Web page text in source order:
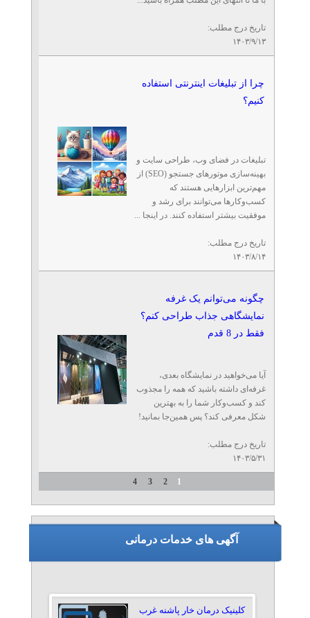
تاریخ درج مطلب:
۱۴۰۳/۹/۱۳
چرا از تبلیغات اینترنتی استفاده
کنیم؟
تبلیغات در فضای وب، طراحی سایت و
بهینه‌سازی موتورهای جستجو (SEO) از
مهم‌ترین ابزارهایی هستند که
کسب‌وکارها می‌توانند برای رشد و
موفقیت بیشتر استفاده کنند. در اینجا ...
تاریخ درج مطلب:
۱۴۰۳/۸/۱۴
چگونه می‌توانم یک غرفه
نمایشگاهی جذاب طراحی کنم؟
فقط در 8 قدم
آیا می‌خواهید در نمایشگاه بعدی،
غرفه‌ای داشته باشید که همه را مجذوب
کند و کسب‌وکار شما را به بهترین
شکل معرفی کند؟ پس همین‌جا بمانید!
تاریخ درج مطلب:
۱۴۰۳/۵/۳۱
1
2
3
4
آگهی های خدمات درمانی
کلینیک درمان خار پاشنه غرب